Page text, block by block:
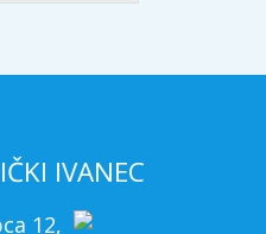
IVANEC
12,